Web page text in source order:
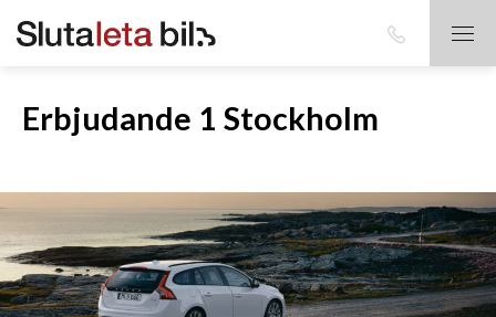
Erbjudande 1 Stockholm